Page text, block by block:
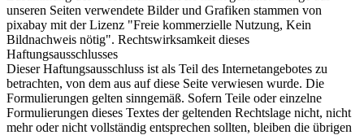
unseren Seiten verwendete Bilder und Grafiken stammen von
pixabay mit der Lizenz "Freie kommerzielle Nutzung, Kein
Bildnachweis nötig". Rechtswirksamkeit dieses
Haftungsausschlusses
Dieser Haftungsausschluss ist als Teil des Internetangebotes zu
betrachten, von dem aus auf diese Seite verwiesen wurde. Die
Formulierungen gelten sinngemäß. Sofern Teile oder einzelne
Formulierungen dieses Textes der geltenden Rechtslage nicht, nicht
mehr oder nicht vollständig entsprechen sollten, bleiben die übrigen